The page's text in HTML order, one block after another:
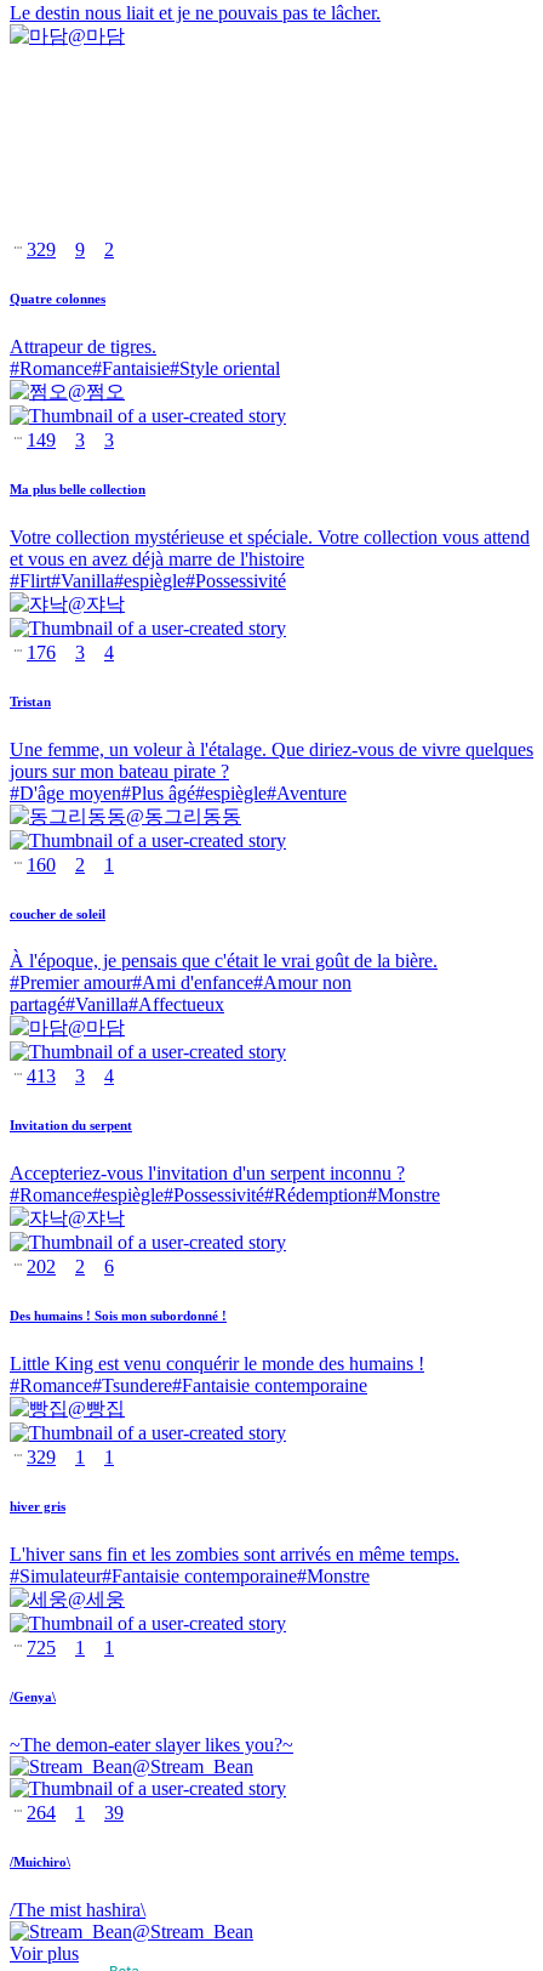
Le destin nous liait et je ne pouvais pas te lâcher.
@마담
329 9 2
Quatre colonnes
Attrapeur de tigres.
#Romance#Fantaisie#Style oriental
@쩜오
149 3 3
Ma plus belle collection
Votre collection mystérieuse et spéciale. Votre collection vous attend
et vous en avez déjà marre de l'histoire
#Flirt#Vanilla#espiègle#Possessivité
@쟈낙
176 3 4
Tristan
Une femme, un voleur à l'étalage. Que diriez-vous de vivre quelques
jours sur mon bateau pirate ?
#D'âge moyen#Plus âgé#espiègle#Aventure
@동그리동동
160 2 1
coucher de soleil
À l'époque, je pensais que c'était le vrai goût de la bière.
#Premier amour#Ami d'enfance#Amour non
partagé#Vanilla#Affectueux
@마담
413 3 4
Invitation du serpent
Accepteriez-vous l'invitation d'un serpent inconnu ?
#Romance#espiègle#Possessivité#Rédemption#Monstre
@쟈낙
202 2 6
Des humains ! Sois mon subordonné !
Little King est venu conquérir le monde des humains !
#Romance#Tsundere#Fantaisie contemporaine
@빵집
329 1 1
hiver gris
L'hiver sans fin et les zombies sont arrivés en même temps.
#Simulateur#Fantaisie contemporaine#Monstre
@세웅
725 1 1
/Genya\
~The demon-eater slayer likes you?~
@Stream_Bean
264 1 39
/Muichiro\
/The mist hashira\
@Stream_Bean
Voir plus